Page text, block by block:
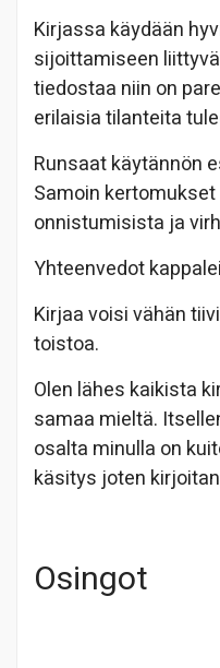
Kirjassa käydään
sijoittamiseen
tiedostaa niin on
erilaisia tilanteita
Runsaat käytännön
Samoin
onnistumisista ja
Yhteenvedot
Kirjaa voisi vähän
toistoa.
Olen lähes kaikista
samaa mieltä.
osalta minulla on
käsitys joten
Osingot